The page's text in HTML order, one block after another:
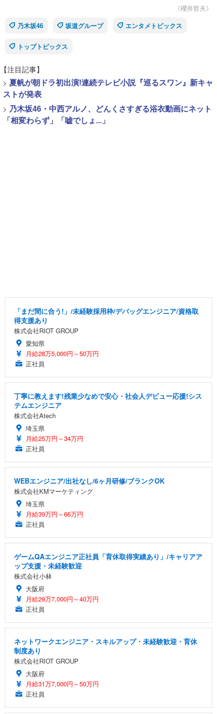
《櫻井哲夫》
乃木坂46
坂道グループ エンタメトピックス
トップトピックス
【注目記事】
> 夏帆が朝ドラ初出演!連続テレビ小説『巡るスワン』新キャ
ストが発表
> 乃木坂46・中西アルノ、どんくさすぎる浴衣動画にネット
「相変わらず」「嘘でしょ...」
「まだ間に合う!」/未経験採用枠/デバッグエンジニア/資格取
得支援あり
株式会社RIOT GROUP
愛知県
月給28万5,000円～50万円
正社員
丁寧に教えます!残業少なめで安心・社会人デビュー応援!シス
テムエンジニア
株式会社Atech
埼玉県
月給25万円～34万円
正社員
WEBエンジニア/出社なし/6ヶ月研修/ブランクOK
株式会社KMマーケティング
埼玉県
月給39万円～66万円
正社員
ゲームQAエンジニア正社員「育休取得実績あり」/キャリアア
ップ支援・未経験歓迎
株式会社小林
大阪府
月給29万7,000円～40万円
正社員
ネットワークエンジニア・スキルアップ・未経験歓迎・育休
制度あり
株式会社RIOT GROUP
大阪府
月給31万7,000円～50万円
正社員